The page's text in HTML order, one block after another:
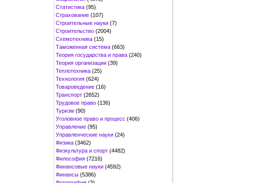
Статистика (95)
Страхование (107)
Строительные науки (7)
Строительство (2004)
Схемотехника (15)
Таможенная система (663)
Теория государства и права (240)
Теория организации (39)
Теплотехника (25)
Технология (624)
Товароведение (16)
Транспорт (2652)
Трудовое право (136)
Туризм (90)
Уголовное право и процесс (406)
Управление (95)
Управленческие науки (24)
Физика (3462)
Физкультура и спорт (4482)
Философия (7216)
Финансовые науки (4592)
Финансы (5386)